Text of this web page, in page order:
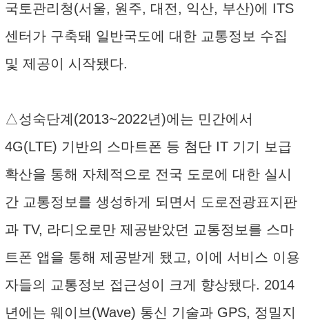
국토관리청(서울, 원주, 대전, 익산, 부산)에 ITS
센터가 구축돼 일반국도에 대한 교통정보 수집
및 제공이 시작됐다.
△성숙단계(2013~2022년)에는 민간에서
4G(LTE) 기반의 스마트폰 등 첨단 IT 기기 보급
확산을 통해 자체적으로 전국 도로에 대한 실시
간 교통정보를 생성하게 되면서 도로전광표지판
과 TV, 라디오로만 제공받았던 교통정보를 스마
트폰 앱을 통해 제공받게 됐고, 이에 서비스 이용
자들의 교통정보 접근성이 크게 향상됐다. 2014
년에는 웨이브(Wave) 통신 기술과 GPS, 정밀지